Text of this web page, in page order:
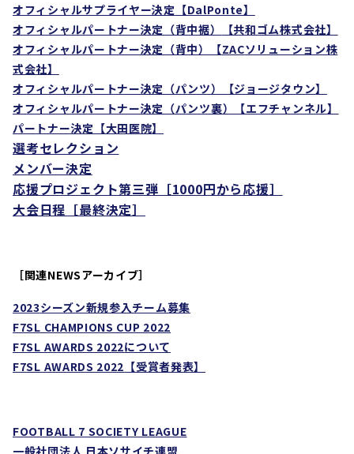
オフィシャルサプライヤー決定 【DalPonte】
オフィシャルパートナー決定（背中裾）
【共和ゴム株式会社】
オフィシャルパートナー決定（背中）【ZACソリューション株
式会社】
オフィシャルパートナー決定（パンツ）【ジョージタウン】
オフィシャルパートナー決定（パンツ裏）【エフチャンネル】
パートナー決定【大田医院】
選考セレクション
メンバー決定
応援プロジェクト第三弾［1000円から応援］
大会日程［最終決定］
［関連NEWSアーカイブ］
2023シーズン新規参入チーム募集
F7SL CHAMPIONS CUP 2022
F7SL AWARDS 2022について
F7SL AWARDS 2022 【受賞者発表】
FOOTBALL 7 SOCIETY LEAGUE
一般社団法人 日本ソサイチ連盟